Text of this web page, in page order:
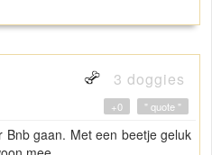
3 doggies
" quote "
+0
gaan. Met een beetje geluk